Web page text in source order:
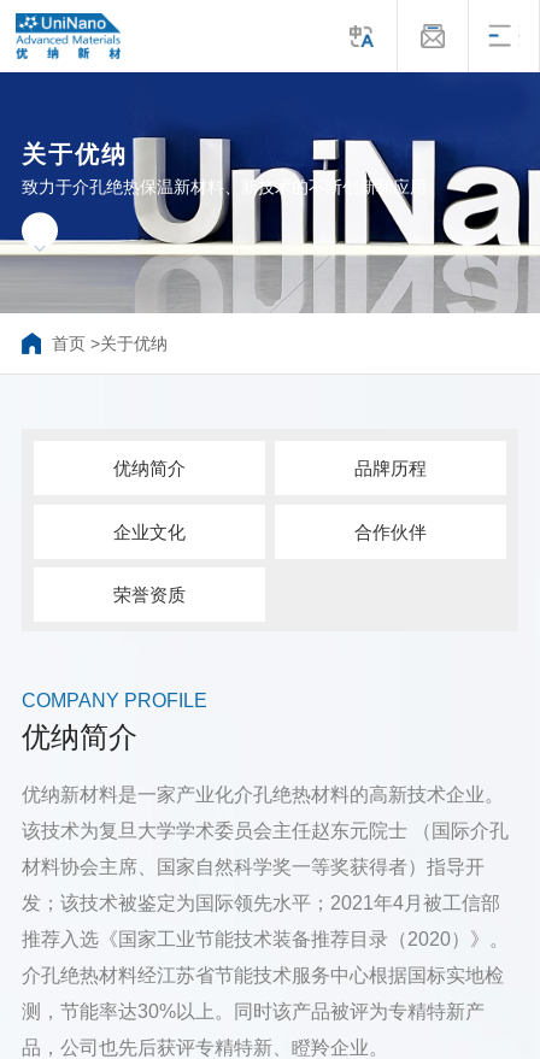
关于优纳
致力于介孔绝热保温新材料、新技术的不断创新和应用
首页>关于优纳
优纳简介 品牌历程
企业文化 合作伙伴
荣誉资质
COMPANY PROFILE
优纳简介
优纳新材料是一家产业化介孔绝热材料的高新技术企业。
该技术为复旦大学学术委员会主任赵东元院士 （国际介孔
材料协会主席、国家自然科学奖一等奖获得者）指导开
发；该技术被鉴定为国际领先水平；2021年4月被工信部
推荐入选《国家工业节能技术装备推荐目录（2020）》。
介孔绝热材料经江苏省节能技术服务中心根据国标实地检
测，节能率达30%以上。同时该产品被评为专精特新产
品，公司也先后获评专精特新、瞪羚企业。